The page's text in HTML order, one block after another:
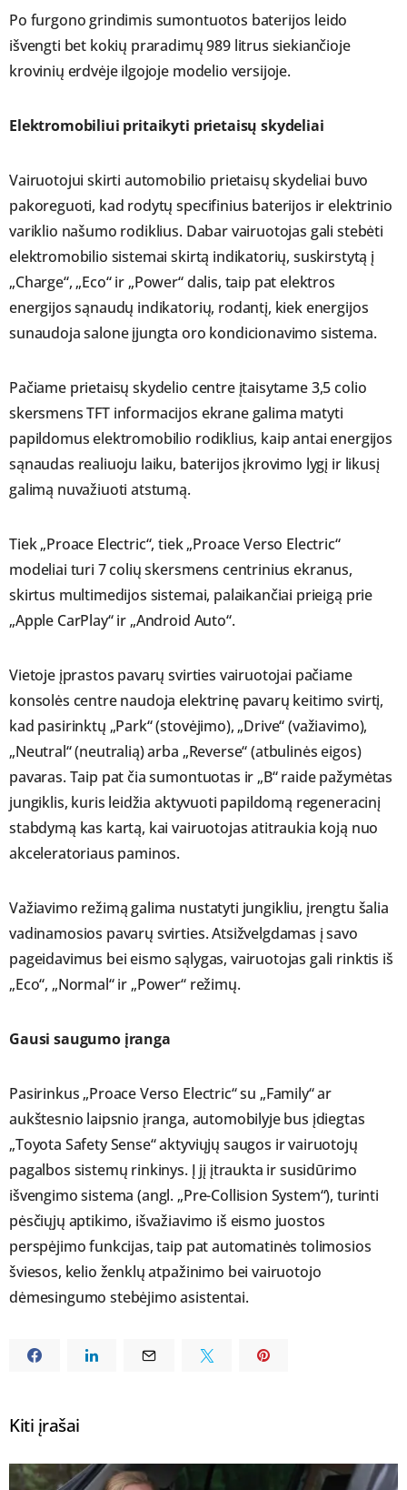
Po furgono grindimis sumontuotos baterijos leido
išvengti bet kokių praradimų 989 litrus siekiančioje
krovinių erdvėje ilgojoje modelio versijoje.
Elektromobiliui pritaikyti prietaisų skydeliai
Vairuotojui skirti automobilio prietaisų skydeliai buvo
pakoreguoti, kad rodytų specifinius baterijos ir elektrinio
variklio našumo rodiklius. Dabar vairuotojas gali stebėti
elektromobilio sistemai skirtą indikatorių, suskirstytą į
„Charge“, „Eco“ ir „Power“ dalis, taip pat elektros
energijos sąnaudų indikatorių, rodantį, kiek energijos
sunaudoja salone įjungta oro kondicionavimo sistema.
Pačiame prietaisų skydelio centre įtaisytame 3,5 colio
skersmens TFT informacijos ekrane galima matyti
papildomus elektromobilio rodiklius, kaip antai energijos
sąnaudas realiuoju laiku, baterijos įkrovimo lygį ir likusį
galimą nuvažiuoti atstumą.
Tiek „Proace Electric“, tiek „Proace Verso Electric“
modeliai turi 7 colių skersmens centrinius ekranus,
skirtus multimedijos sistemai, palaikančiai prieigą prie
„Apple CarPlay“ ir „Android Auto“.
Vietoje įprastos pavarų svirties vairuotojai pačiame
konsolės centre naudoja elektrinę pavarų keitimo svirtį,
kad pasirinktų „Park“ (stovėjimo), „Drive“ (važiavimo),
„Neutral“ (neutralią) arba „Reverse“ (atbulinės eigos)
pavaras. Taip pat čia sumontuotas ir „B“ raide pažymėtas
jungiklis, kuris leidžia aktyvuoti papildomą regeneracinį
stabdymą kas kartą, kai vairuotojas atitraukia koją nuo
akceleratoriaus paminos.
Važiavimo režimą galima nustatyti jungikliu, įrengtu šalia
vadinamosios pavarų svirties. Atsižvelgdamas į savo
pageidavimus bei eismo sąlygas, vairuotojas gali rinktis iš
„Eco“, „Normal“ ir „Power“ režimų.
Gausi saugumo įranga
Pasirinkus „Proace Verso Electric“ su „Family“ ar
aukštesnio laipsnio įranga, automobilyje bus įdiegtas
„Toyota Safety Sense“ aktyviųjų saugos ir vairuotojų
pagalbos sistemų rinkinys. Į jį įtraukta ir susidūrimo
išvengimo sistema (angl. „Pre-Collision System“), turinti
pėsčiųjų aptikimo, išvažiavimo iš eismo juostos
perspėjimo funkcijas, taip pat automatinės tolimosios
šviesos, kelio ženklų atpažinimo bei vairuotojo
dėmesingumo stebėjimo asistentai.
Kiti įrašai